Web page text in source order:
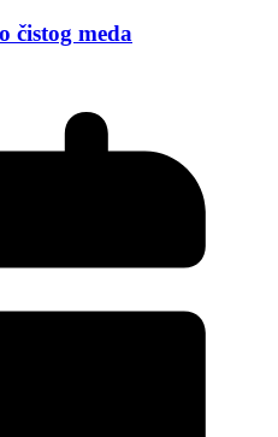
čistog meda